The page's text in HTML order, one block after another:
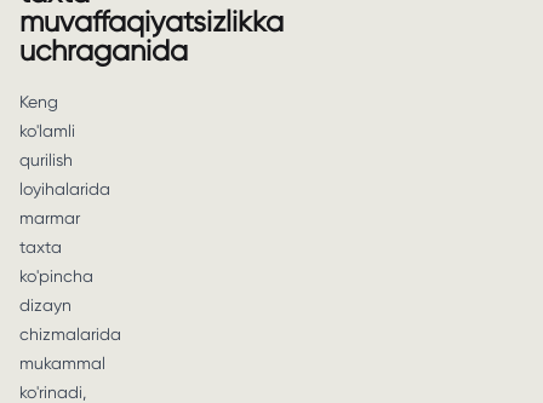
muvaffaqiyatsizlikka
uchraganida
Keng
ko'lamli
qurilish
loyihalarida
marmar
taxta
ko'pincha
dizayn
chizmalarida
mukammal
ko'rinadi,